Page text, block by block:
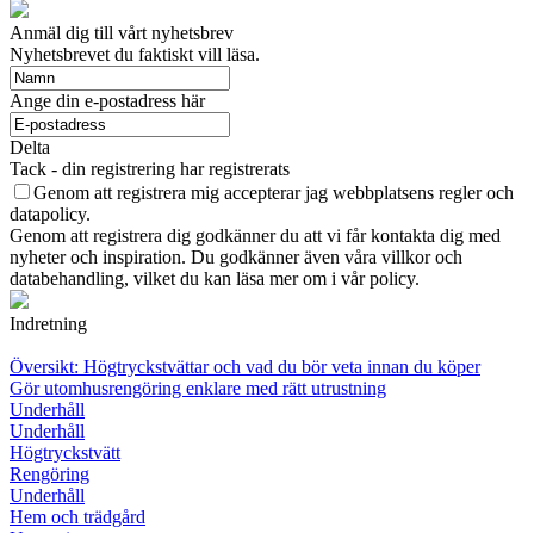
Anmäl dig till vårt nyhetsbrev
Nyhetsbrevet du faktiskt vill läsa.
Ange din e-postadress här
Delta
Tack - din registrering har registrerats
Genom att registrera mig accepterar jag webbplatsens regler och
datapolicy.
Genom att registrera dig godkänner du att vi får kontakta dig med
nyheter och inspiration. Du godkänner även våra villkor och
databehandling, vilket du kan läsa mer om i vår policy.
Indretning
Översikt: Högtryckstvättar och vad du bör veta innan du köper
Gör utomhusrengöring enklare med rätt utrustning
Underhåll
Underhåll
Högtryckstvätt
Rengöring
Underhåll
Hem och trädgård